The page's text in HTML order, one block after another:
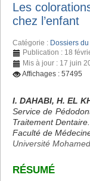
Les
chez l’enfant
Catégorie : Dossiers
Publication : 18
Mis à jour : 17 juin
Affichages : 57495
I. DAHABI, H. EL
Service de
Traitement Dentaire.
Faculté de
Université
RÉSUMÉ